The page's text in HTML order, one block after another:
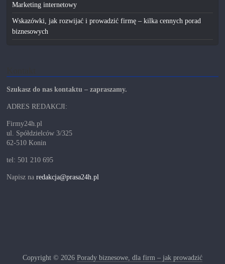
Marketing internetowy
Wskazówki, jak rozwijać i prowadzić firmę – kilka cennych porad
biznesowych
Szukasz do nas kontaktu – zapraszamy.
ADRES REDAKCJI:
Firmy24h.pl
ul. Spółdzielców 3/325
62-510 Konin
tel: 501 210 695
Napisz naredakcja@prasa24h.pl
Copyright © 2026 Porady biznesowe, dla firm – jak prowadzić